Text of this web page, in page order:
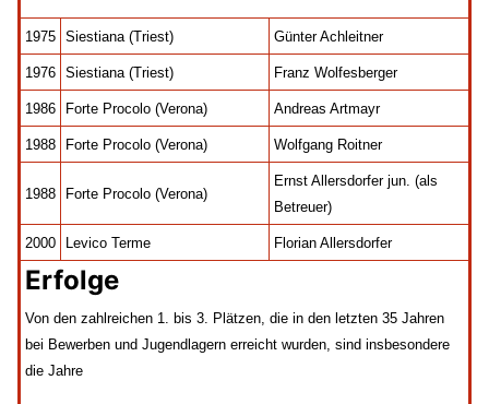
1975 Siestiana (Triest) Günter Achleitner
1976 Siestiana (Triest) Franz Wolfesberger
1986 Forte Procolo (Verona) Andreas Artmayr
1988 Forte Procolo (Verona) Wolfgang Roitner
1988 Forte Procolo (Verona)
Ernst Allersdorfer jun. (als
Betreuer)
2000 Levico Terme Florian Allersdorfer
Erfolge
Von den zahlreichen 1. bis 3. Plätzen, die in den letzten 35 Jahren
bei Bewerben und Jugendlagern erreicht wurden, sind insbesondere
die Jahre